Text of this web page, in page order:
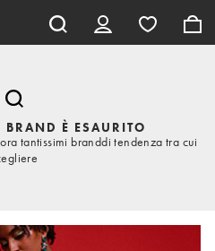
È ESAURITO
tantissimi branddi tendenza tra cui